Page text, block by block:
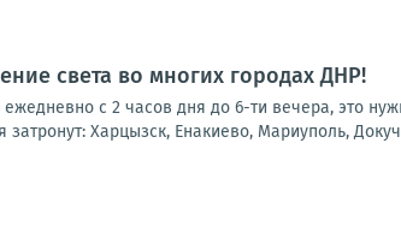
света во многих городах ДНР!
ежедневно с 2 часов дня до 6-ти вечера, это
затронут: Харцызск, Енакиево, Мариуполь,